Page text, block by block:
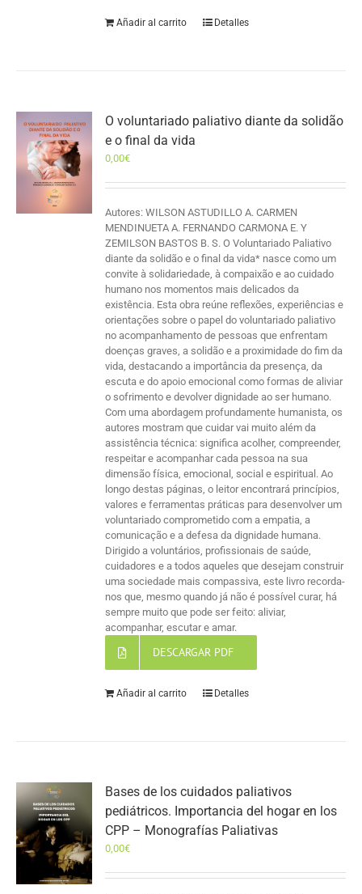
Añadir al carrito Detalles
O voluntariado paliativo diante da solidão
e o final da vida
0,00€
Autores: WILSON ASTUDILLO A. CARMEN
MENDINUETA A. FERNANDO CARMONA E. Y
ZEMILSON BASTOS B. S. O Voluntariado Paliativo
diante da solidão e o final da vida* nasce como um
convite à solidariedade, à compaixão e ao cuidado
humano nos momentos mais delicados da
existência. Esta obra reúne reflexões, experiências e
orientações sobre o papel do voluntariado paliativo
no acompanhamento de pessoas que enfrentam
doenças graves, a solidão e a proximidade do fim da
vida, destacando a importância da presença, da
escuta e do apoio emocional como formas de aliviar
o sofrimento e devolver dignidade ao ser humano.
Com uma abordagem profundamente humanista, os
autores mostram que cuidar vai muito além da
assistência técnica: significa acolher, compreender,
respeitar e acompanhar cada pessoa na sua
dimensão física, emocional, social e espiritual. Ao
longo destas páginas, o leitor encontrará princípios,
valores e ferramentas práticas para desenvolver um
voluntariado comprometido com a empatia, a
comunicação e a defesa da dignidade humana.
Dirigido a voluntários, profissionais de saúde,
cuidadores e a todos aqueles que desejam construir
uma sociedade mais compassiva, este livro recorda-
nos que, mesmo quando já não é possível curar, há
sempre muito que pode ser feito: aliviar,
acompanhar, escutar e amar.
DESCARGAR PDF
Añadir al carrito Detalles
Bases de los cuidados paliativos
pediátricos. Importancia del hogar en los
CPP – Monografías Paliativas
0,00€